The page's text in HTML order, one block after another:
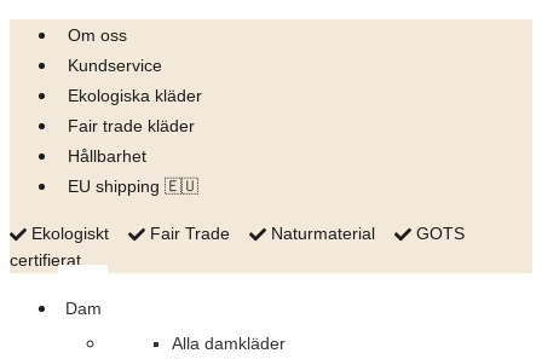
Skip
content
Om oss
Kundservice
Ekologiska kläder
Fair trade kläder
Hållbarhet
EU shipping 🇪🇺
Ekologiskt Fair Trade Naturmaterial
GOTS
certifierat
Dam
Alla damkläder